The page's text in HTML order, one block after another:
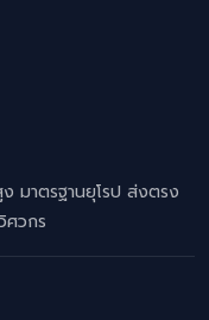
มาตรฐานยุโรป ส่งตรง
ศวกร